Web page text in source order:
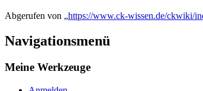
Abgerufen von „https://www.ck-wissen.de/ckwiki/
Navigationsmenü
Meine Werkzeuge